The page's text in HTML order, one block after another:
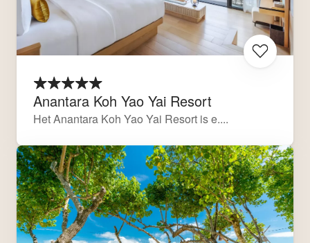
Anantara Koh Yao Yai Resort
Het Anantara Koh Yao Yai Resort is e....